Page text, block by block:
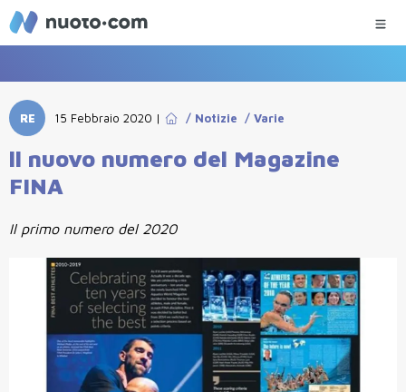
RE 15 Febbraio 2020 | / Notizie /Varie
ll nuovo numero del Magazine
FINA
Il primo numero del 2020